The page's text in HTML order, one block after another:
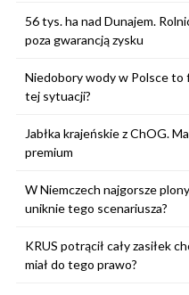
56 tys. ha nad Dunajem.
poza gwarancją zysku
Niedobory wody w Polsce to
tej sytuacji?
Jabłka krajeńskie z ChOG.
premium
W Niemczech najgorsze
uniknie tego scenariusza?
KRUS potrącił cały zasiłek
miał do tego prawo?